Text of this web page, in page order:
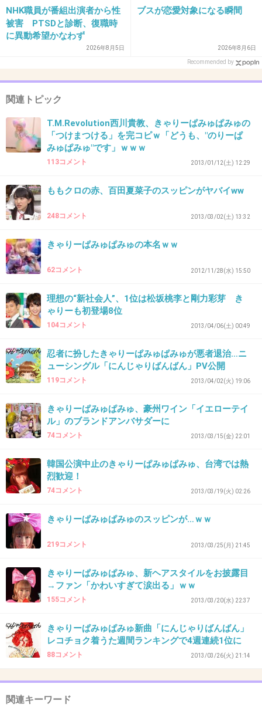
出典：livedoor.blogimg.jp
-11
31. 匿名 2013/04/02(火) 22:27:28
似合ってない！
どうでもいいけど、
まゆマスカラしてほしかったな笑
こんな表紙だと980円も出すきになれない。
-15
33. 匿名2013/04/02(火) 22:32:25
絶対モテモテだっただろうねこの子！
無理。
35. 匿名 2013/04/02(火) 22:38:56
平子理沙かと思った
-39
全然かわいくないじゃん
もとの顔はもっと酷い…モザイクレベル
NHK職員が番組出演者から性
被害 PTSDと診断、復職時
に異動希望かなわず
2026年8月5日
ブスが恋愛対象になる瞬間
2026年8月6日
Recommended by
関連トピック
T.M.Revolution西川貴教、きゃりーぱみゅぱみゅの
「つけまつける」を完コピｗ「どうも、"のりーぱ
みゅぱみゅ"です」ｗｗｗ
113コメント 2013/01/12(土) 12:29
ももクロの赤、百田夏菜子のスッピンがヤバイww
248コメント 2013/03/02(土) 13:32
きゃりーぱみゅぱみゅの本名ｗｗ
62コメント 2012/11/28(水) 15:50
理想の“新社会人”、1位は松坂桃李と剛力彩芽 き
ゃりーも初登場8位
104コメント 2013/04/06(土) 00:49
忍者に扮したきゃりーぱみゅぱみゅが悪者退治…ニ
ューシングル「にんじゃりばんばん」PV公開
119コメント 2013/04/02(火) 19:06
きゃりーぱみゅぱみゅ、豪州ワイン「イエローテイ
ル」のブランドアンバサダーに
74コメント 2013/03/15(金) 22:01
韓国公演中止のきゃりーぱみゅぱみゅ、台湾では熱
烈歓迎！
74コメント 2013/03/19(火) 02:26
きゃりーぱみゅぱみゅのスッピンが…ｗｗ
219コメント 2013/03/25(月) 21:45
きゃりーぱみゅぱみゅ、新ヘアスタイルをお披露目
→ファン「かわいすぎて涙出る」ｗｗ
155コメント 2013/03/20(水) 22:37
きゃりーぱみゅぱみゅ新曲「にんじゃりばんばん」
レコチョク着うた週間ランキングで4週連続1位に
88コメント 2013/03/26(火) 21:14
関連キーワード